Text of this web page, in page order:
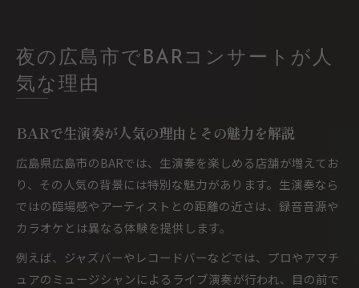
夜の広島市でBARコンサートが人
気な理由
BARで生演奏が人気の理由とその魅力を解説
広島県広島市のBARでは、生演奏を楽しめる店舗が増えてお
り、その人気の背景には特別な魅力があります。生演奏なら
ではの臨場感やアーティストとの距離の近さは、録音音源や
カラオケとは異なる体験を提供します。
例えば、ジャズバーやレコードバーなどでは、プロやアマチ
ュアのミュージシャンによるライブ演奏が行われ、目の前で